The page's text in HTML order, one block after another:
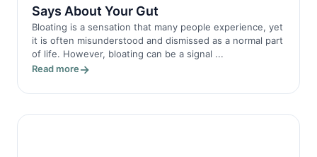
Says About Your Gut
Bloating is a sensation that many people experience, yet
it is often misunderstood and dismissed as a normal part
of life. However, bloating can be a signal ...
Read more